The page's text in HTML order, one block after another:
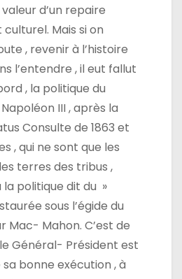
d’un repaire
Mais si on
, revenir à l’histoire
l’entendre , il eut fallut
, la politique du
III , après la
Consulte de 1863 et
, qui ne sont que les
terres des tribus ,
politique dit du »
sous l’égide du
Mac- Mahon. C’est de
Général- Président est
bonne exécution , à